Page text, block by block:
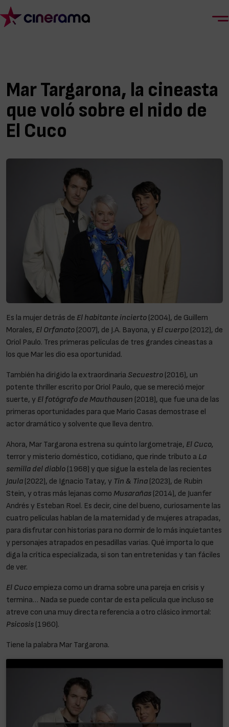
Mar Targarona, la cineasta
que voló sobre el nido de
El Cuco
Es la mujer detrás de El habitante incierto (2004), de Guillem
Morales, El Orfanato (2007), de J.A. Bayona, y El cuerpo (2012), de
Oriol Paulo. Tres primeras películas de tres grandes cineastas a
los que Mar les dio esa oportunidad.
También ha dirigido la extraordinaria Secuestro (2016), un
potente thriller escrito por Oriol Paulo, que se mereció mejor
suerte, y El fotógrafo de Mauthausen (2018), que fue una de las
primeras oportunidades para que Mario Casas demostrase el
actor dramático y solvente que lleva dentro.
Ahora, Mar Targarona estrena su quinto largometraje, El Cuco,
terror y misterio doméstico, cotidiano, que rinde tributo a La
semilla del diablo (1968) y que sigue la estela de las recientes
Jaula (2022), de Ignacio Tatay, y Tin & Tina (2023), de Rubin
Stein, y otras más lejanas como Musarañas (2014), de Juanfer
Andrés y Esteban Roel. Es decir, cine del bueno, curiosamente las
cuatro películas hablan de la maternidad y de mujeres atrapadas,
para disfrutar con historias para no dormir de lo más inquietantes
y personajes atrapados en pesadillas varias. Qué importa lo que
diga la crítica especializada, si son tan entretenidas y tan fáciles
de ver.
El Cuco empieza como un drama sobre una pareja en crisis y
termina… Nada se puede contar de esta película que incluso se
atreve con una muy directa referencia a otro clásico inmortal:
Psicosis (1960).
Tiene la palabra Mar Targarona.